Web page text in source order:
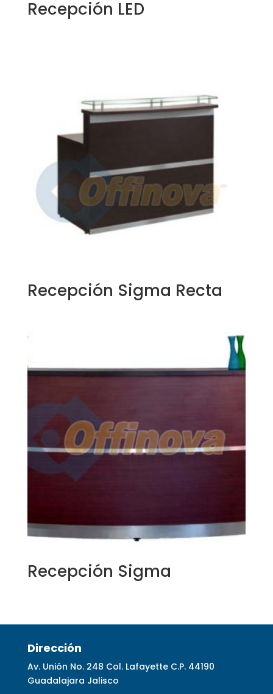
Recepción LED
Recepción Sigma Recta
Recepción Sigma
Dirección
Av. Unión No. 248 Col. Lafayette C.P. 44190
Guadalajara Jalisco